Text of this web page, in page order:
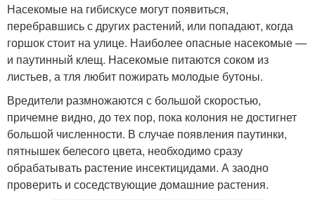
Насекомые на гибискусе могут появиться,
перебравшись с других растений, или попадают, когда
горшок стоит на улице. Наиболее опасные насекомые —
и паутинный клещ. Насекомые питаются соком из
листьев, а тля любит пожирать молодые бутоны.
Вредители размножаются с большой скоростью,
причемне видно, до тех пор, пока колония не достигнет
большой численности. В случае появления паутинки,
пятнышек белесого цвета, необходимо сразу
обрабатывать растение инсектицидами. А заодно
проверить и соседствующие домашние растения.